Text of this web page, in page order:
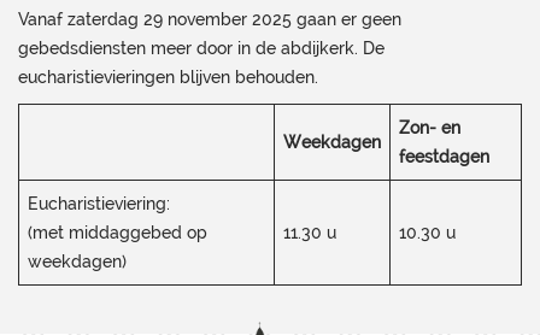
Vanaf zaterdag 29 november 2025 gaan er geen
gebedsdiensten meer door in de abdijkerk. De
eucharistievieringen blijven behouden.
Weekdagen
Zon- en
feestdagen
Eucharistieviering:
(met middaggebed op
weekdagen)
11.30 u 10.30 u